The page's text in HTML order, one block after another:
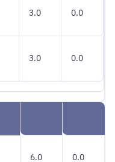
3.0 0.0
3.0 0.0
6.0 0.0